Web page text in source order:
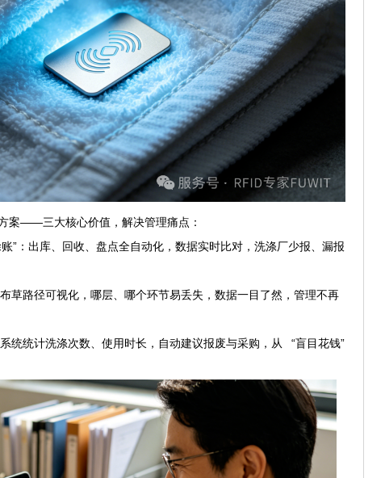
方案——三大核心价值，解决管理痛点：
：出库、回收、盘点全自动化，数据实时比对，洗涤厂少报、漏报
路径可视化，哪层、哪个环节易丢失，数据一目了然，管理不再
统计洗涤次数、使用时长，自动建议报废与采购，从 “盲目花钱”